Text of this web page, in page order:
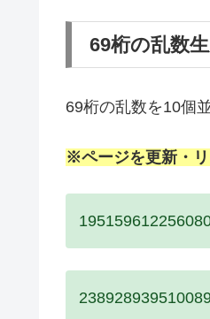
69桁の乱数
69桁の乱数を10個
※ページを更新・